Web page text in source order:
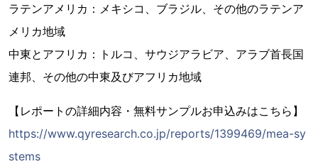
ラテンアメリカ：メキシコ、ブラジル、その他のラテンア
メリカ地域
中東とアフリカ：トルコ、サウジアラビア、アラブ首長国
連邦、その他の中東及びアフリカ地域
【レポートの詳細内容・無料サンプルお申込みはこちら】
https://www.qyresearch.co.jp/reports/1399469/mea-sy
stems